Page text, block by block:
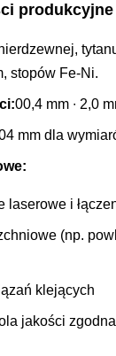
produkcyjne
stopów Fe-Ni.
00,4 mm ∙ 2,0
mm dla
laserowe i
(np.
klejących
jakości